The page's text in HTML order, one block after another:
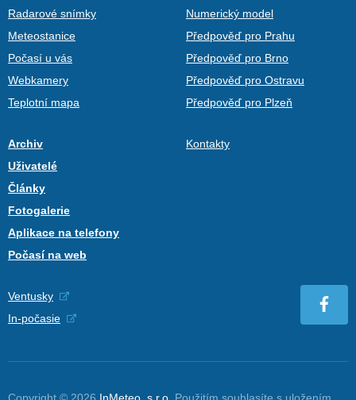
Radarové snímky
Meteostanice
Počasí u vás
Webkamery
Teplotní mapa
Numerický model
Předpověď pro Prahu
Předpověď pro Brno
Předpověď pro Ostravu
Předpověď pro Plzeň
Archiv
Uživatelé
Články
Fotogalerie
Aplikace na telefony
Počasí na web
Kontakty
Ventusky
In-počasie
Copyright © 2026 InMeteo, s.r.o. Použitím souhlasíte s uložením